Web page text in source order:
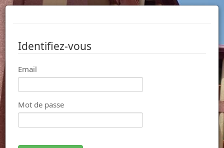
Identifiez-vous
Email
Mot de passe